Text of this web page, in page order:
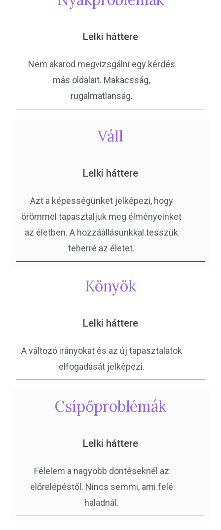
Lelki háttere
Nem akarod megvizsgálni egy kérdés
más oldalait. Makacsság,
rugalmatlanság.
Váll
Lelki háttere
Azt a képességünket jelképezi, hogy
örömmel tapasztaljuk meg élményeinket
az életben. A hozzáállásunkkal tesszük
teherré az életet.
Könyök
Lelki háttere
A változó irányokat és az új tapasztalatok
elfogadását jelképezi.
Csípő­problémák
Lelki háttere
Félelem a nagyobb döntéseknél az
előrelépéstől. Nincs semmi, ami felé
haladnál.